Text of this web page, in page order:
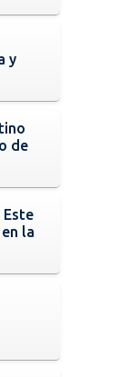
y
de
Este
la